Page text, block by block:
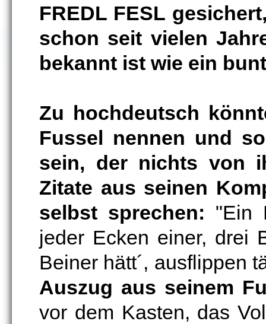
FREDL FESL
schon seit vielen
bekannt ist wie ein
Zu hochdeutsch
Fussel nennen und
sein, der nichts von
Zitate aus seinen
selbst sprechen: "Ein
jeder Ecken einer, drei
Beiner hätt´, ausflippen
Auszug aus seinem
vor dem Kasten, das